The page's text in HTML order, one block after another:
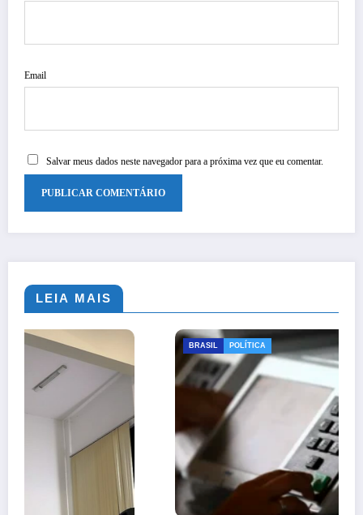
Email
Salvar meus dados neste navegador para a próxima vez que eu comentar.
LEIA MAIS
BRASIL